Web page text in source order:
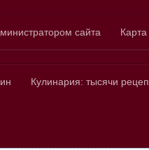
сайта
Кулинария: тысячи